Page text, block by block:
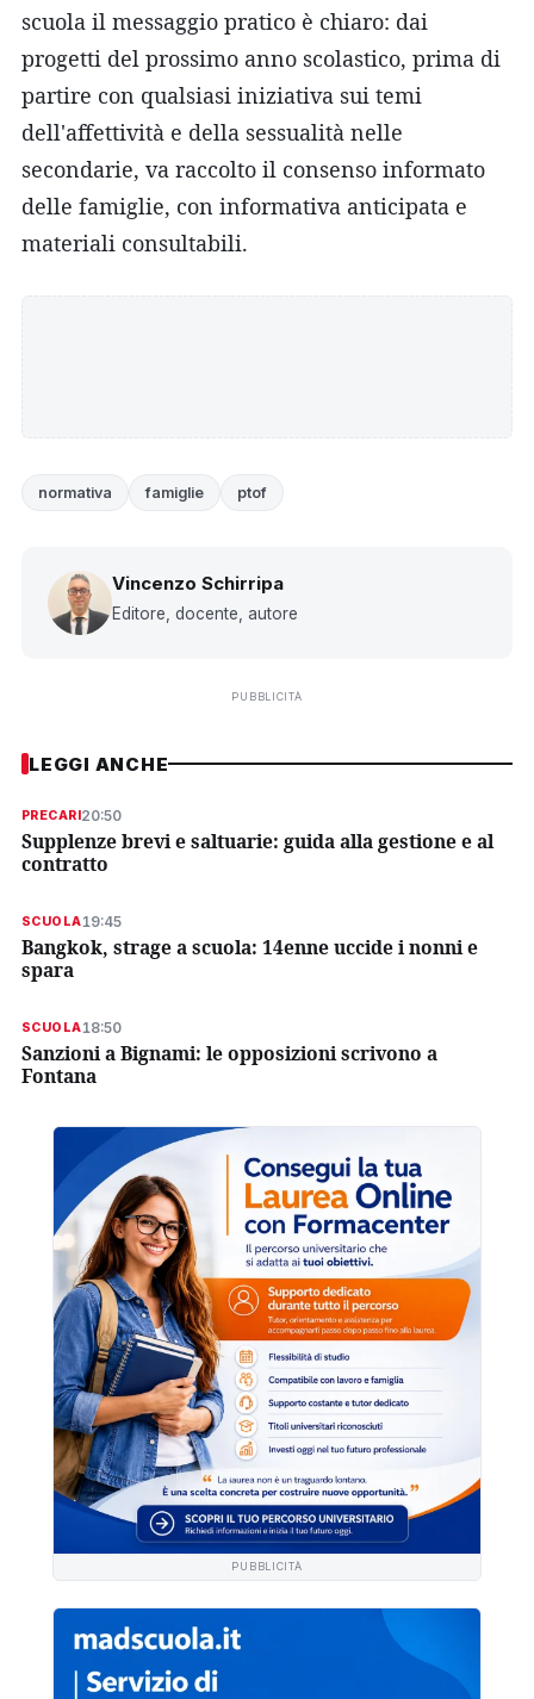
scuola il messaggio pratico è chiaro: dai
progetti del prossimo anno scolastico, prima di
partire con qualsiasi iniziativa sui temi
dell'affettività e della sessualità nelle
secondarie, va raccolto il consenso informato
delle famiglie, con informativa anticipata e
materiali consultabili.
normativa famiglie ptof
Vincenzo Schirripa
Editore, docente, autore
PUBBLICITÀ
LEGGI ANCHE
PRECARI20:50
Supplenze brevi e saltuarie: guida alla gestione e al
contratto
SCUOLA19:45
Bangkok, strage a scuola: 14enne uccide i nonni e
spara
SCUOLA18:50
Sanzioni a Bignami: le opposizioni scrivono a
Fontana
PUBBLICITÀ